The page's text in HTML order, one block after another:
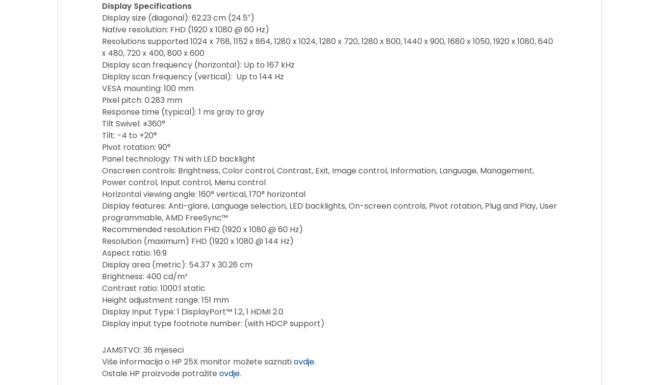
Display Specifications
Display size (diagonal): 62.23 cm (24.5″)
Native resolution: FHD (1920 x 1080 @ 60 Hz)
Resolutions supported 1024 x 768, 1152 x 864, 1280 x 1024, 1280 x 720, 1280 x 800, 1440 x 900, 1680 x 1050, 1920 x 1080, 640
x 480, 720 x 400, 800 x 600
Display scan frequency (horizontal): Up to 167 kHz
Display scan frequency (vertical): Up to 144 Hz
VESA mounting: 100 mm
Pixel pitch: 0.283 mm
Response time (typical): 1 ms gray to gray
Tilt Swivel: ±360°
Tilt: -4 to +20°
Pivot rotation: 90°
Panel technology: TN with LED backlight
Onscreen controls: Brightness, Color control, Contrast, Exit, Image control, Information, Language, Management,
Power control, Input control, Menu control
Horizontal viewing angle: 160° vertical, 170° horizontal
Display features: Anti-glare, Language selection, LED backlights, On-screen controls, Pivot rotation, Plug and Play, User
programmable, AMD FreeSync™
Recommended resolution FHD (1920 x 1080 @ 60 Hz)
Resolution (maximum) FHD (1920 x 1080 @ 144 Hz)
Aspect ratio: 16:9
Display area (metric): 54.37 x 30.26 cm
Brightness: 400 cd/m²
Contrast ratio: 1000:1 static
Height adjustment range: 151 mm
Display Input Type: 1 DisplayPort™ 1.2, 1 HDMI 2.0
Display input type footnote number: (with HDCP support)
JAMSTVO: 36 mjeseci
Više informacija o HP 25X monitor možete saznatiovdje.
Ostale HP proizvode potražite ovdje.